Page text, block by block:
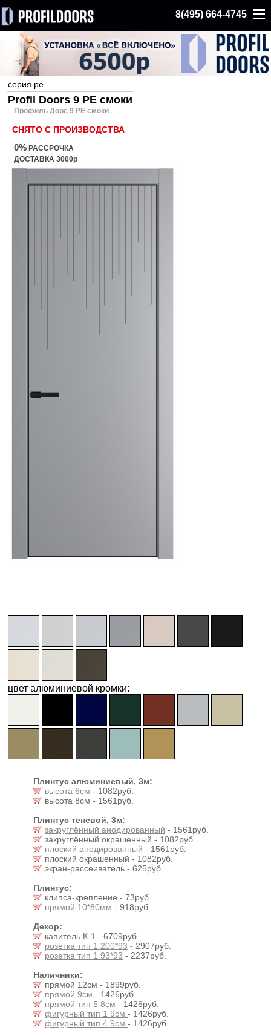
8(495) 664-4745
серия pe
Profil Doors 9 PE смоки
Профиль Дорс 9 PE смоки
СНЯТО С ПРОИЗВОДСТВА
0% РАССРОЧКА
ДОСТАВКА 3000р
цвет алюминиевой кромки:
Плинтус алюминиевый, 3м:
высота 6см - 1082руб.
высота 8см - 1561руб.
Плинтус теневой, 3м:
закруглённый анодированный - 1561руб.
закруглённый окрашенный - 1082руб.
плоский анодированный - 1561руб.
плоский окрашенный - 1082руб.
экран-рассеиватель - 625руб.
Плинтус:
клипса-крепление - 73руб.
прямой 10*80мм - 918руб.
Декор:
капитель К-1 - 6709руб.
розетка тип 1 200*93 - 2907руб.
розетка тип 1 93*93 - 2237руб.
Наличники:
прямой 12см - 1899руб.
прямой 9см - 1426руб.
прямой тип 5 8см - 1426руб.
фигурный тип 1 9см - 1426руб.
фигурный тип 4 9см - 1426руб.